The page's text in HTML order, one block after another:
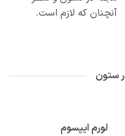
که لازم است.
لورم ایپسوم